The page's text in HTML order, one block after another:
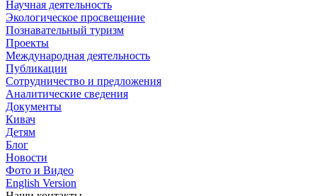
Научная деятельность
Экологическое просвещение
Познавательный туризм
Проекты
Международная деятельность
Публикации
Сотрудничество и предложения
Аналитические сведения
Документы
Кивач
Детям
Блог
Новости
Фото и Видео
English Version